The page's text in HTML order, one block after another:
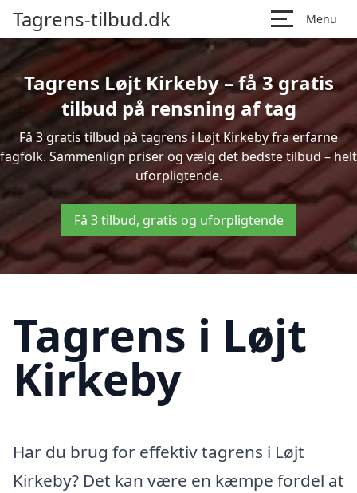
Tagrens-tilbud.dk Menu
Tagrens Løjt Kirkeby – få 3 gratis
tilbud på rensning af tag
Få 3 gratis tilbud på tagrens i Løjt Kirkeby fra erfarne
fagfolk. Sammenlign priser og vælg det bedste tilbud – helt
uforpligtende.
Få 3 tilbud, gratis og uforpligtende
Tagrens i Løjt
Kirkeby
Har du brug for effektiv tagrens i Løjt
Kirkeby? Det kan være en kæmpe fordel at